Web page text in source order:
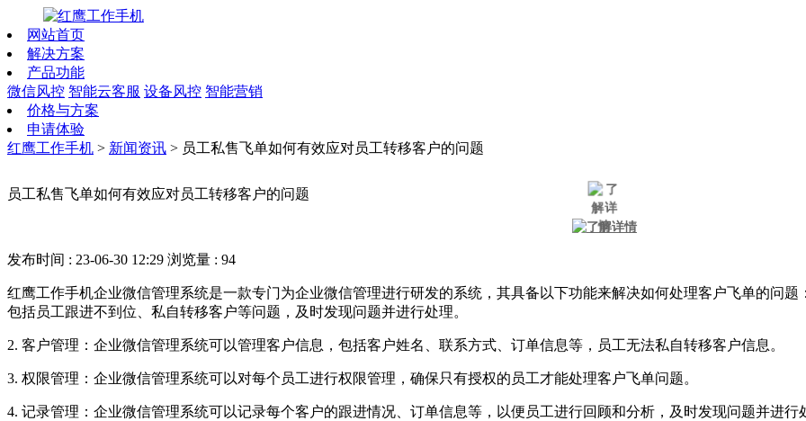
网站首页
解决方案
产品功能
微信风控 智能云客服 设备风控 智能营销
价格与方案
申请体验
红鹰工作手机 > 新闻资讯 > 员工私售飞单如何有效应对员工转移客户的问题
员工私售飞单如何有效应对员工转移客户的问题
发布时间 : 23-06-30 12:29 浏览量 : 94
红鹰工作手机企业微信管理系统是一款专门为企业微信管理进行研发的系统，其具备以下功能来解决如何处理客户飞单的问
包括员工跟进不到位、私自转移客户等问题，及时发现问题并进行处理。
2. 客户管理：企业微信管理系统可以管理客户信息，包括客户姓名、联系方式、订单信息等，员工无法私自转移客户信息。
3. 权限管理：企业微信管理系统可以对每个员工进行权限管理，确保只有授权的员工才能处理客户飞单问题。
4. 记录管理：企业微信管理系统可以记录每个客户的跟进情况、订单信息等，以便员工进行回顾和分析，及时发现问题并进行